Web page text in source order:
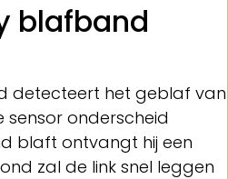
blafband
detecteert het geblaf van
sensor onderscheid
blaft ontvangt hij een
zal de link snel leggen